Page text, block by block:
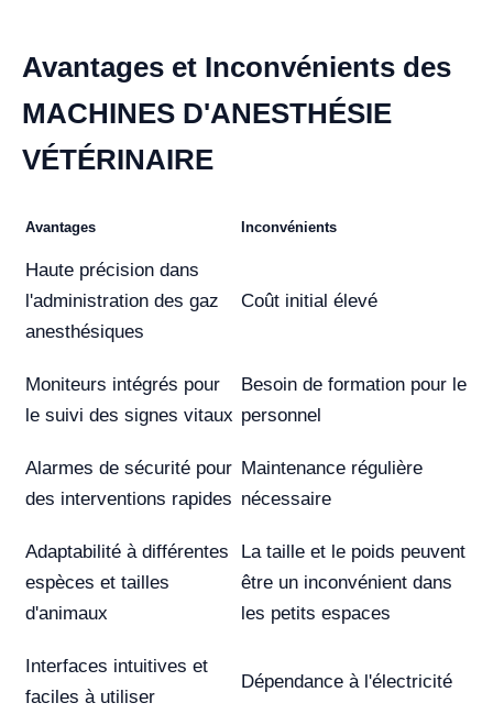
Avantages et Inconvénients des
MACHINES D'ANESTHÉSIE
VÉTÉRINAIRE
Avantages Inconvénients
Haute précision dans
l'administration des gaz
anesthésiques
Coût initial élevé
Moniteurs intégrés pour
le suivi des signes vitaux
Besoin de formation pour le
personnel
Alarmes de sécurité pour
des interventions rapides
Maintenance régulière
nécessaire
Adaptabilité à différentes
espèces et tailles
d'animaux
La taille et le poids peuvent
être un inconvénient dans
les petits espaces
Interfaces intuitives et
faciles à utiliser
Dépendance à l'électricité